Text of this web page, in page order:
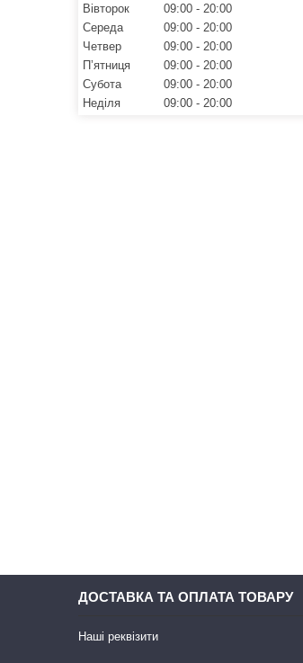
Вівторок
09:00
20:00
Середа
09:00
20:00
Четвер
09:00
20:00
Пʼятниця
09:00
20:00
Субота
09:00
20:00
Неділя
09:00 20:00
ДОСТАВКА ТА ОПЛАТА ТОВАРУ
Наші реквізити